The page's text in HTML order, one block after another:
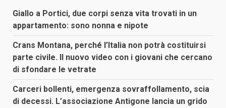
Giallo a Portici, due corpi senza vita trovati in un
appartamento: sono nonna e nipote
Crans Montana, perché l’Italia non potrà costituirsi
parte civile. Il nuovo video con i giovani che cercano
di sfondare le vetrate
Carceri bollenti, emergenza sovraffollamento, scia
di decessi. L’associazione Antigone lancia un grido